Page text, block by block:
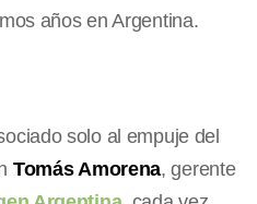
años en Argentina.
solo al empuje del
Tomás Amorena, gerente